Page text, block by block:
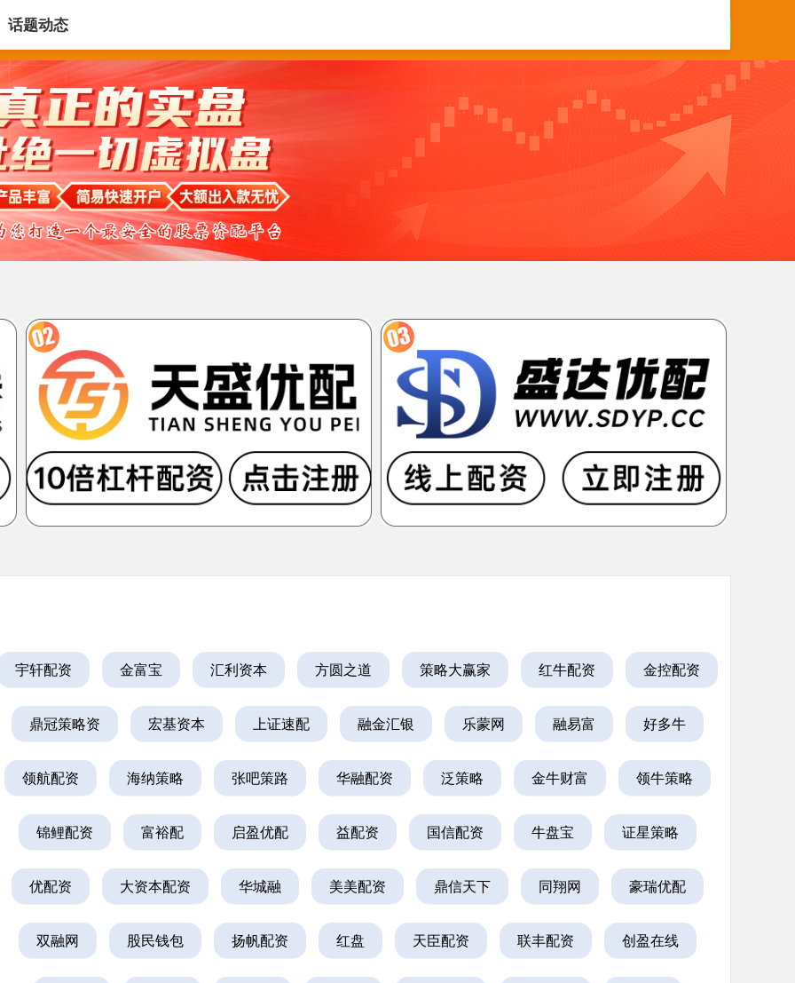
享策略APP
话题动态
宇轩配资 金富宝 汇利资本 方圆之道 策略大赢家 红牛配资 金控配资
鼎冠策略资 宏基资本 上证速配 融金汇银 乐蒙网 融易富 好多牛
领航配资 海纳策略 张吧策路 华融配资 泛策略 金牛财富 领牛策略
锦鲤配资 富裕配 启盈优配 益配资 国信配资 牛盘宝 证星策略
优配资 大资本配资 华城融 美美配资 鼎信天下 同翔网 豪瑞优配
双融网 股民钱包 扬帆配资 红盘 天臣配资 联丰配资 创盈在线